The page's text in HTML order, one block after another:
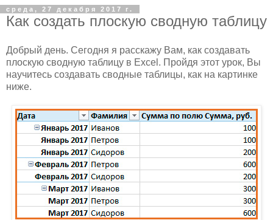
среда, 27 декабря 2017 г.
Как создать плоскую сводную таблицу
Добрый день. Сегодня я расскажу Вам, как создавать
плоскую сводную таблицу в Excel. Пройдя этот урок, Вы
научитесь создавать сводные таблицы, как на картинке
ниже.